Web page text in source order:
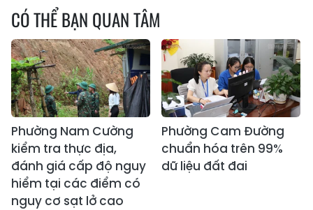
CÓ THỂ BẠN QUAN TÂM
Phường Nam Cường
kiểm tra thực địa,
đánh giá cấp độ nguy
hiểm tại các điểm có
nguy cơ sạt lở cao
Phường Cam Đường
chuẩn hóa trên 99%
dữ liệu đất đai